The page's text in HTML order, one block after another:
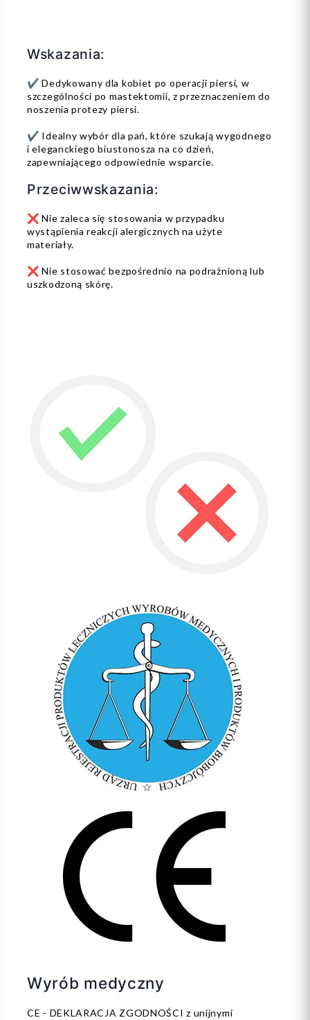
Wskazania:
✔️ Dedykowany dla kobiet po operacji piersi, w
szczególności po mastektomii, z przeznaczeniem do
noszenia protezy piersi.
✔️ Idealny wybór dla pań, które szukają wygodnego
i eleganckiego biustonosza na co dzień,
zapewniającego odpowiednie wsparcie.
Przeciwwskazania:
❌ Nie zaleca się stosowania w przypadku
wystąpienia reakcji alergicznych na użyte
materiały.
❌ Nie stosować bezpośrednio na podrażnioną lub
uszkodzoną skórę.
Wyrób medyczny
CE - DEKLARACJA ZGODNOŚCI z unijnymi